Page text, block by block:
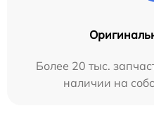
Более 20 тыс.
наличии на